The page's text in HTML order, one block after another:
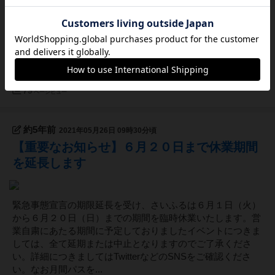
緊急事態宣言の解除に伴い、６月２４日(木)より営業再開し
ます。再開後の営業については以下をご覧ください。・７月
１１日（日）まで「まん延防止等重点措置」の飲食店への要
請に従っての営業となります。・営業時間：平日・・・・・
14時～20時（最終入店19:00）土日祝日・・・13時～20時
（最終入店1...
79 ページビュー
約5年前 2021年05月26日 09時30分頃
【重要なお知らせ】６月２０日まで休業期間
を延長します
緊急事態宣言の期限延長を受け、さいふるは６月１日（火）
から６月２０日（日）までの期間を臨時休業いたします。営
業自粛にあたる期間に予定しておりましたイベントにつきま
しては、全て延期または中止となりますのでご了承くださ
い。詳細につきましてはTwitterなどのSNSをご確認くださ
い。なお月間パスを...